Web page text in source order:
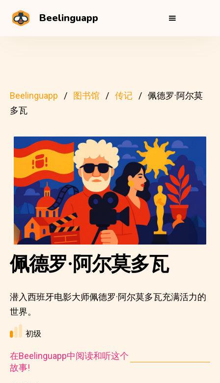
Beelinguapp
Beelinguapp 图书馆 传记
佩德罗·阿尔莫
多瓦
佩德罗·阿尔莫多瓦
潜入西班牙电影大师佩德罗·阿尔莫多瓦充满活力的
世界。
初级
在Beelinguapp中阅读和听这个
故事!